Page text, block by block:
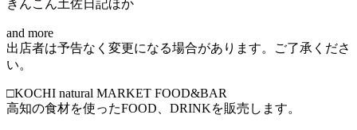
きんこん土佐日記ほか
and more
出店者は予告なく変更になる場合があります。ご了承くださ
い。
□KOCHI natural MARKET FOOD&BAR
高知の食材を使ったFOOD、DRINKを販売します。